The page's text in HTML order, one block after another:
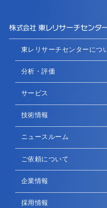
東レリサーチセンターにつ
分析・評価
サービス
技術情報
ニュースルーム
ご依頼について
企業情報
採用情報